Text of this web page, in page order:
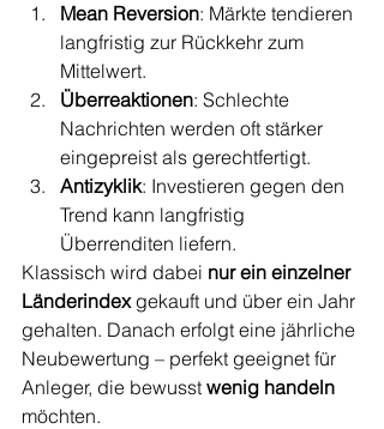
Mean Reversion: Märkte tendieren
langfristig zur Rückkehr zum
Mittelwert.
Überreaktionen: Schlechte
Nachrichten werden oft stärker
eingepreist als gerechtfertigt.
Antizyklik: Investieren gegen den
Trend kann langfristig
Überrenditen liefern.
Klassisch wird dabei nur ein einzelner
Länderindex gekauft und über ein Jahr
gehalten. Danach erfolgt eine jährliche
Neubewertung – perfekt geeignet für
Anleger, die bewusst wenig handeln
möchten.